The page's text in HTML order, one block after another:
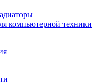
компьютерной техники